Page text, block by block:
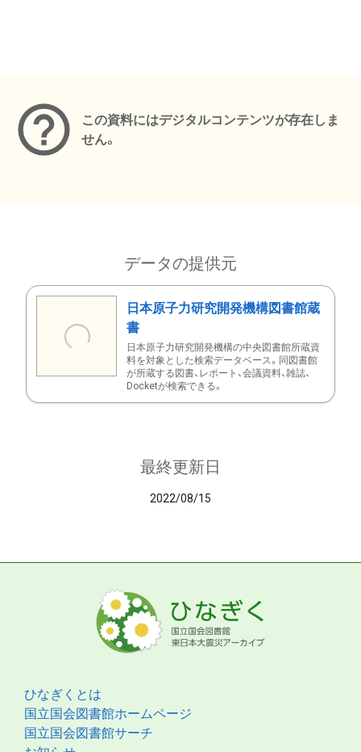
この資料にはデジタルコンテンツが存在しま
せん。
データの提供元
日本原子力研究開発機構図書館蔵
書
日本原子力研究開発機構の中央図書館所蔵資
料を対象とした検索データベース。同図書館
が所蔵する図書、レポート、会議資料、雑誌、
Docketが検索できる。
最終更新日
2022/08/15
ひなぎくとは
国立国会図書館ホームページ
国立国会図書館サーチ